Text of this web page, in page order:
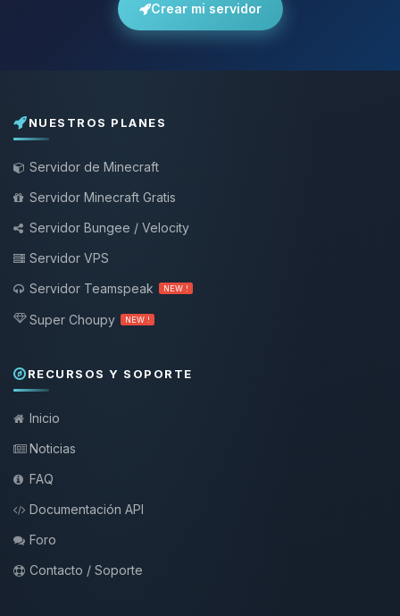
Crear mi servidor
NUESTROS PLANES
Servidor de Minecraft
Servidor Minecraft Gratis
Servidor Bungee / Velocity
Servidor VPS
Servidor Teamspeak
NEW !
Super Choupy NEW !
RECURSOS Y SOPORTE
Inicio
Noticias
FAQ
Documentación API
Foro
Contacto / Soporte